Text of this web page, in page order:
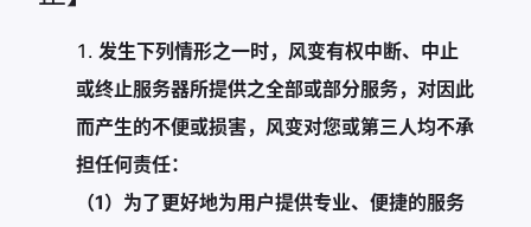
发生下列情形之一时，风变有权中断、中止
或终止服务器所提供之全部或部分服务，对因此
而产生的不便或损害，风变对您或第三人均不承
担任何责任：
（1）为了更好地为用户提供专业、便捷的服务